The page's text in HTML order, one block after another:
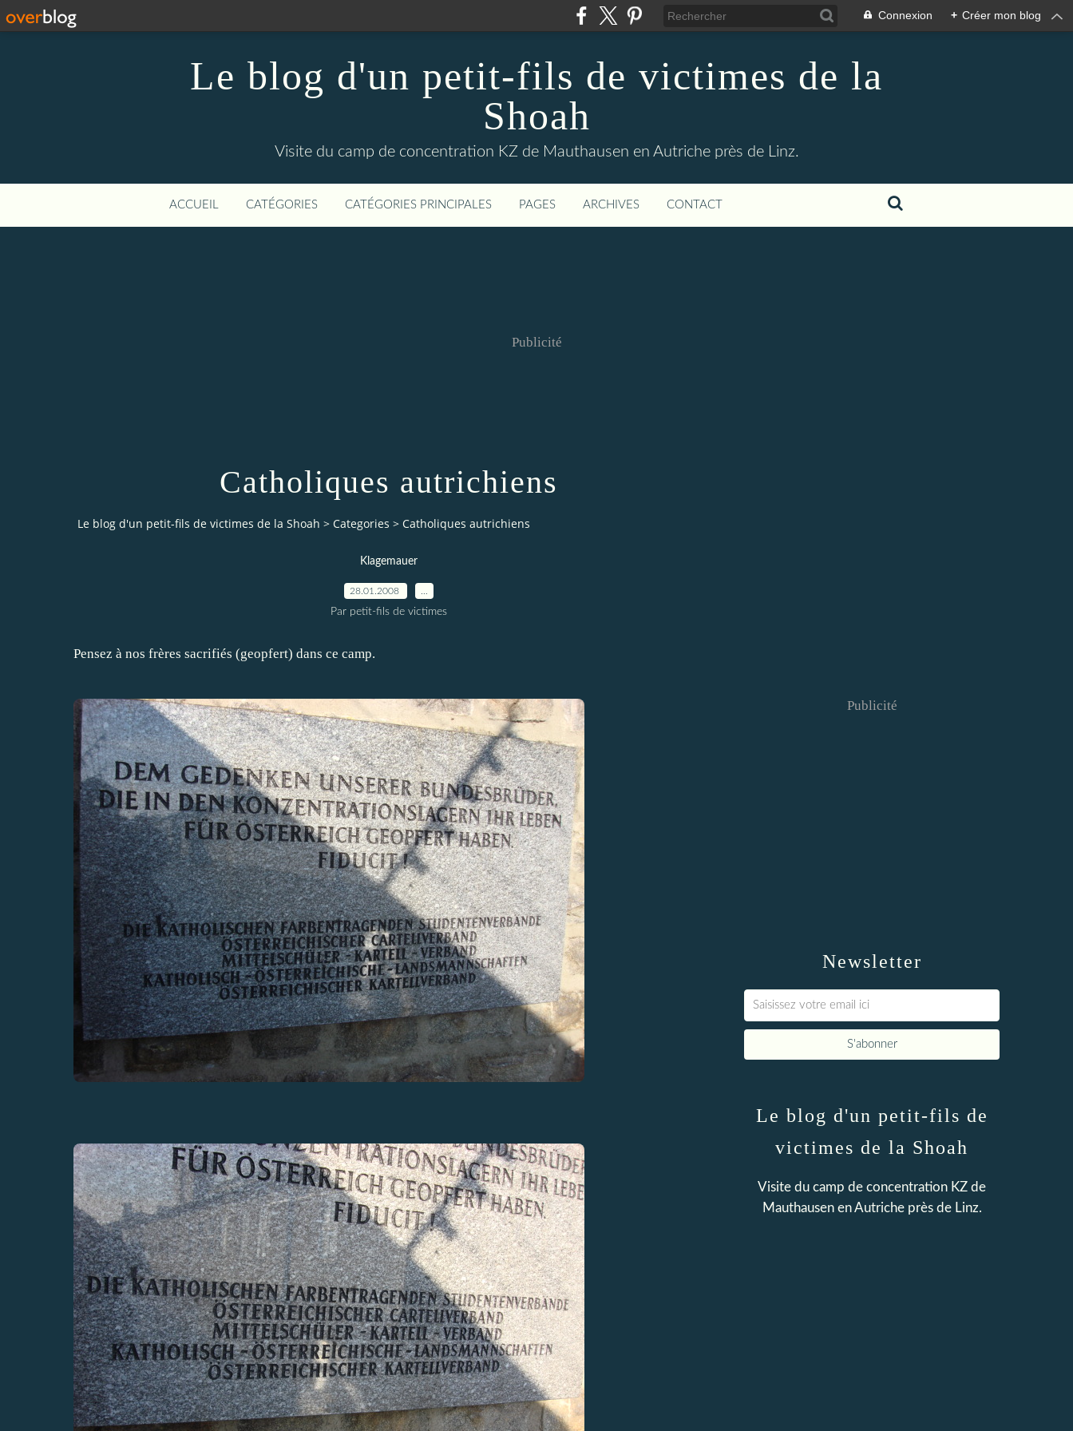
Connexion + Créer mon blog
Le blog d'un petit-fils de victimes de la
Shoah
Visite du camp de concentration KZ de Mauthausen en Autriche près de Linz.
ACCUEIL CATÉGORIES CATÉGORIES PRINCIPALES PAGES ARCHIVES CONTACT
Publicité
Catholiques autrichiens
Le blog d'un petit-fils de victimes de la Shoah > Categories > Catholiques autrichiens
Klagemauer
28.01.2008
Par petit-fils de victimes
Pensez à nos frères sacrifiés (geopfert) dans ce camp.
Newsletter
Publicité
Le blog d'un petit-fils de
victimes de la Shoah
Visite du camp de concentration KZ de
Mauthausen en Autriche près de Linz.